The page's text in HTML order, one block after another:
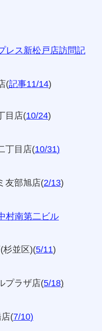
レス新松戸店訪問記
(記事11/14)
目店(10/24)
丁目店(10/31)
友部旭店(2/13)
村南第二ビル
杉並区)(5/11)
プラザ店(5/18)
店(7/10)